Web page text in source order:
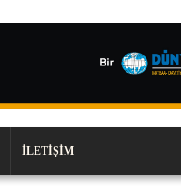
İLETIŞIM